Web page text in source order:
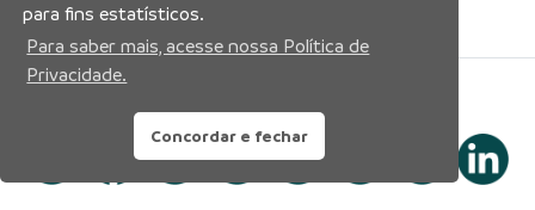
para fins estatísticos.
Para saber mais, acesse nossa Política de
Privacidade.
Concordar e fechar